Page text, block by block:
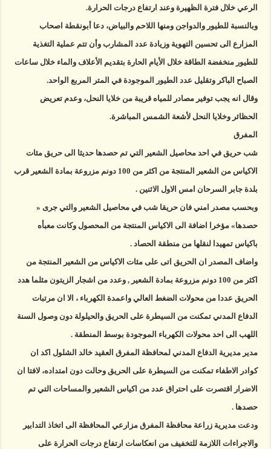
الرعي خلال فترة الظهيرة وعند ارتفاع درجات الحرارة.
وبالنسبة للطيور والدواجن ومنها اللاحم والبياض، دعا أبونقطة اصحاب
المزارع الى تحسين التهوية وزيادة عدد المشارب وأن تتم عملية التغذية
للطيور منخفضة الطاقة خلال الأيام الحارة بتقديم الأعلاف والماء خلال ساعات
الصباح الباكر وتقليل عدد الطيور الموجودة في المتر المربع الواحد.
وقال انه يجب توفير مصادر للمياه قريبة من خلايا النحل، وعدم تعريض
الحظائر وخلايا النحل لأشعة الشمس المباشرة.
المفرق
شب حريق في احد محاصيل الشعير التي تم حصدها حديثا الى حريق مئات
الاكياس من الشعير المنتجة من اكثر من 100 دونم مزروعة بمادة الشعير قرب
بلدة جابر السرحان امس الاول الاثنين .
وبحسب مصدر امني فان حريقا شب في محاصيل الشعير والتي جرى «
حصدها» مؤخرا اضافة الى الاكياس المنتجة من المحصول وكانت معبأه
باكياس تمهيدا لنقلها من منطقة الحصاد .
واضاف المصدر ان الحريق اتى على مئات الاكياس من الشعير المنتجة من
اكثر من 100 دونم مزروعة بمادة الشعير , وعدد من اشجار الزيتون مثلما هدد
الحريق عددا من محولات الضغط العالي واعمدة الكهرباء ، الا ان مرتبات
الدفاع المدني تمكنت من السيطرة على الحريق والحيلولة دون وصول السنة
اللهب الى احد محولات الكهرباء الموجودة بوسط المنطقة .
مدير مديرية الدفاع المدني لمحافظة المفرق العقيد خالد الشلول اكد ان
كوادر الاطفاء تمكنت من السيطرة على الحريق وحالت دون امتداده، لافتا ان
الاضرار اقتصرت على احتراق عدد من اكياس الشعير والمساحات التي تم
حصدها .
ودعت مديرية زراعة محافظة المفرق مزارعي المحافظة الى اتخاذ التدابير
والاجراءات اللازمة للتخفيف من انعكاسات ارتفاع درجات الحرارة على